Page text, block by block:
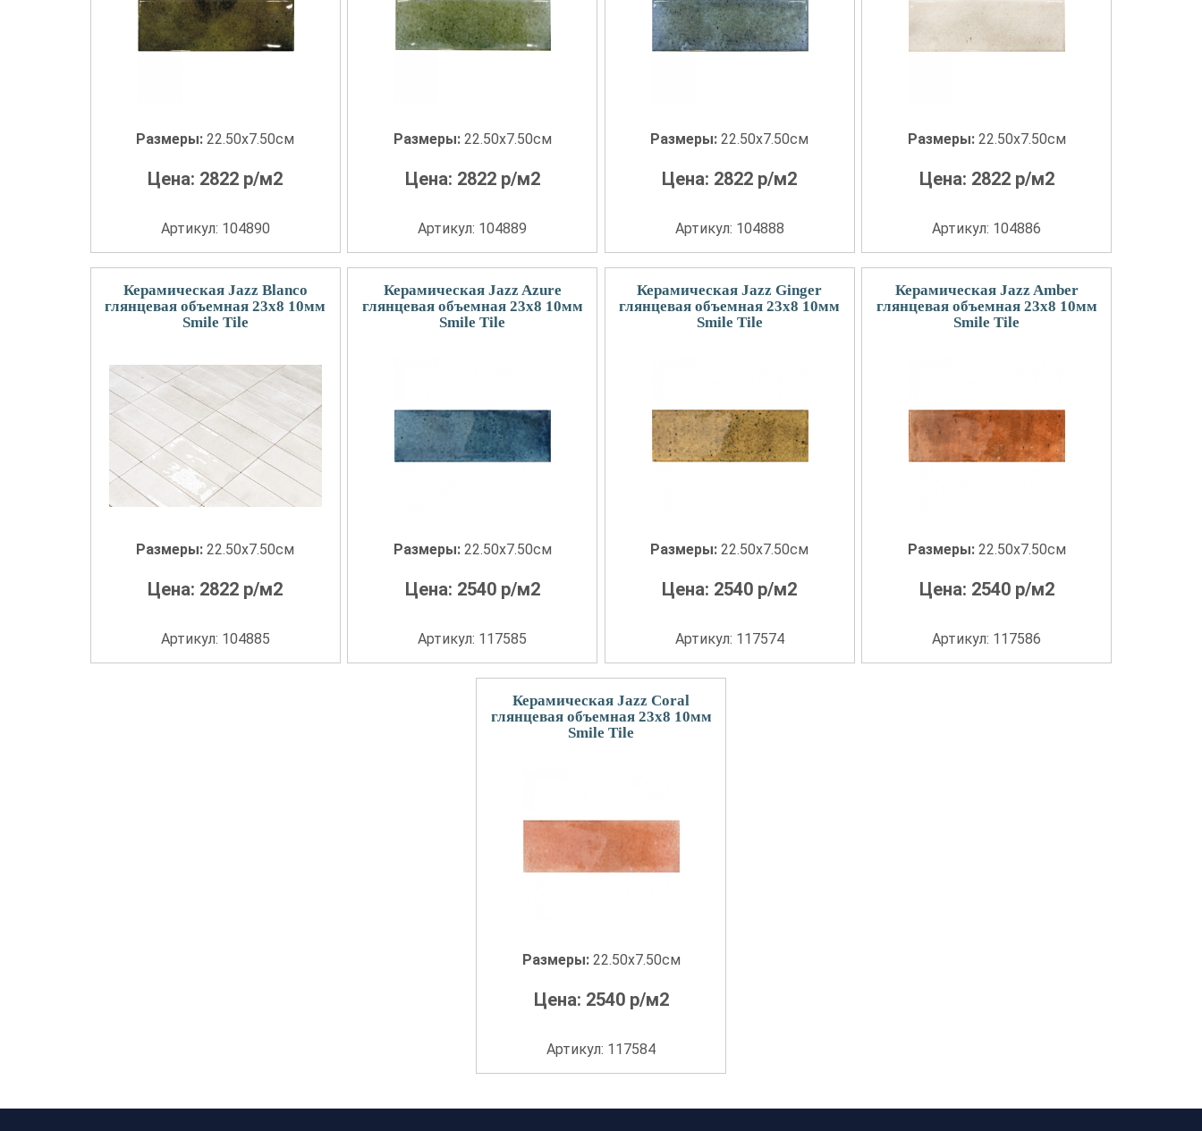
Размеры:22.50x7.50см
Цена: 2822 р/м2
Артикул: 104890
Размеры: 22.50x7.50см
Цена: 2822р/м2
Артикул: 104889
Размеры:22.50x7.50см
Цена: 2822 р/м2
Артикул: 104888
Размеры: 22.50x7.50см
Цена: 2822р/м2
Артикул: 104886
Керамическая Jazz Blanco
глянцевая объемная 23x8 10мм
Smile Tile
Размеры:22.50x7.50см
Цена: 2822 р/м2
Артикул: 104885
Керамическая Jazz Azure
глянцевая объемная 23x8 10мм
Smile Tile
Размеры: 22.50x7.50см
Цена: 2540р/м2
Артикул: 117585
Керамическая Jazz Ginger
глянцевая объемная 23x8 10мм
Smile Tile
Размеры:22.50x7.50см
Цена: 2540 р/м2
Артикул: 117574
Керамическая Jazz Amber
глянцевая объемная 23x8 10мм
Smile Tile
Размеры: 22.50x7.50см
Цена: 2540р/м2
Артикул: 117586
Керамическая Jazz Coral
глянцевая объемная 23x8 10мм
Smile Tile
Размеры: 22.50x7.50см
Цена: 2540р/м2
Артикул: 117584